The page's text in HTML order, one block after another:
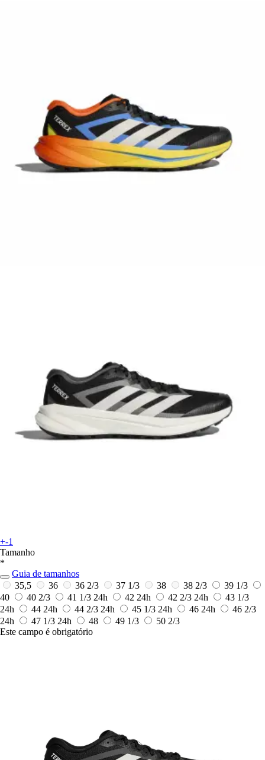
+-1
Tamanho
*
Guia de tamanhos
35,5
36 36 2/3 37 1/3 38 38 2/3
39 1/3
40
40 2/3 41 1/3 24h 42 24h 42 2/3 24h
43 1/3
24h
44 24h 44 2/3 24h 45 1/3 24h 46 24h
46 2/3
24h
47 1/3 24h 48 49 1/3
50 2/3
Este campo é obrigatório